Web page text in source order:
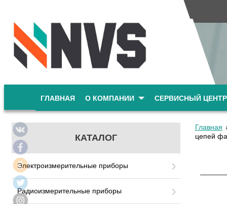
ГЛАВНАЯ О КОМПАНИИ СЕРВИСНЫЙ ЦЕНТР
КАТАЛОГ
Электроизмерительные приборы
Радиоизмерительные приборы
Главная
цепей